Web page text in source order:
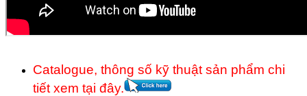
Catalogue, thông số kỹ thuật sản phẩm chi
tiết xem tại đây.